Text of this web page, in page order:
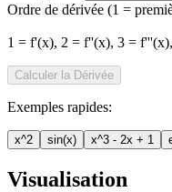
Ordre de dérivée (1 =
1 = f'(x), 2 = f''(x), 3 =
Calculer la Dérivée
Exemples rapides:
x^2 sin(x) x^3 - 2x + 1
Visualisation